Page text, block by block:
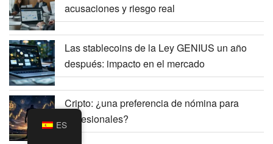
acusaciones y riesgo real
Las stablecoins de la Ley GENIUS un año
después: impacto en el mercado
Cripto: ¿una preferencia de nómina para
profesionales?
ES